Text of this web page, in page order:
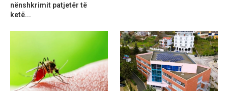
nënshkrimit patjetër të
ketë...